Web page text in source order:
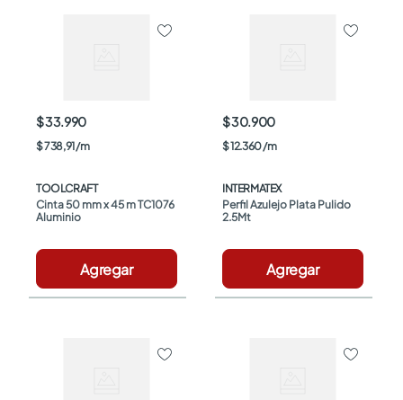
$ 33.990
$738,91/m
TOOLCRAFT
Cinta 50 mm x 45 m TC1076
Aluminio
Agregar
$ 30.900
$12.360/m
INTERMATEX
Perfil Azulejo Plata Pulido
2.5Mt
Agregar